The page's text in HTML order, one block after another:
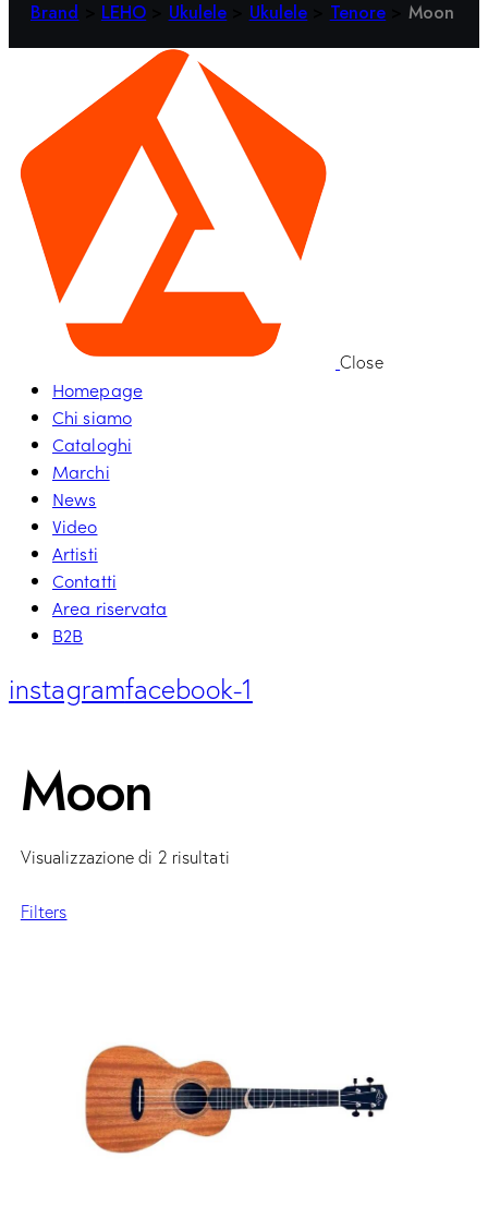
Brand LEHO Ukulele Ukulele Tenore Moon
Close
Homepage
Chi siamo
Cataloghi
Marchi
News
Video
Artisti
Contatti
Area riservata
B2B
instagramfacebook-1
Moon
Visualizzazione di 2 risultati
Filters